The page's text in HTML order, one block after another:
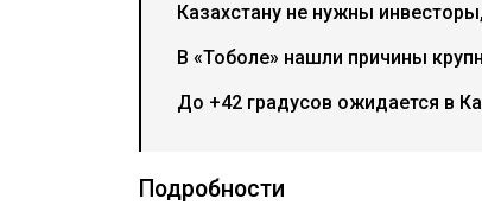
Казахстану не нужны
В «Тоболе» нашли причины
До +42 градусов ожидается в
Подробности